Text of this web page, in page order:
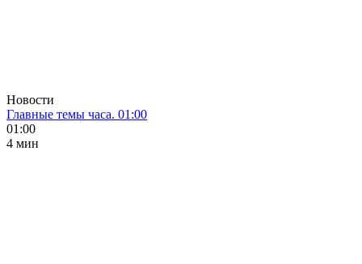
Новости
Главные темы часа. 01:00
01:00
4 мин